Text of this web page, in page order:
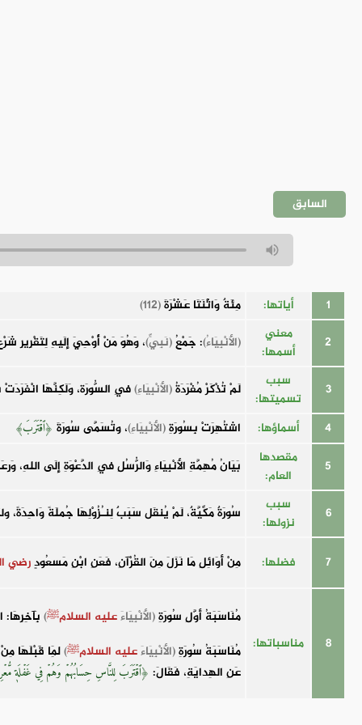
السابق
1 أياتها: مِئَةٌ وَاثْنَتَا عَشْرَةَ(112)
2
معني
أسمها:
(الأَنْبِيَاءُ): جَمْعُ(نَبِيٍّ)، وَهُوَ مَنْ أُوْحِيَ إِلَيهِ لِتَقْرِيرِ
3
سبب
تسميتها:
لَمْ تُذْكَرْ مُفْرَدَةُ(الأَنْبِيَاءِ)فِي السُّورَة، وَلَكِنَّهَا
4 أسماؤها: اشتُهِرَتْ بِسُورَةِ(الأَنْبِيَاءِ)، وتُسَمَّى سُورَةَ ﴿ٱقۡتَرَبَ﴾
5
مقصدها
العام:
بَيَانُ مُهِمَّةِ الأَنْبِيَاءِ وَالرُّسُلِ فِي الدَّعْوَةِ إِلَى اللهِ،
6
سبب
نزولها:
سُورَةٌ مَكِّيَّةٌ، لَمْ يُنقَل سَبَبٌ لِنـُزُوْلِهَا جُملَةً
7 فضلها: مِنْ أَوَائِلِ مَا نَزَلَ مِنَ القُرْآنِ، فَعَنِ ابْنِ مَسعُودٍرضي
8 مناسباتها:
مُنَاسَبَةُ أَوَّلِ سُورَةِ(الأَنْبِيَاءَعليه السلامﷺ)
مُنَاسَبَةُ سُورَةِ(الأَنْبِيَاءَعليه السلامﷺ)لِمَا قََبْلَهَا
عَنِ الهِدايَةِ، فَقَالَ: ﴿ٱقۡتَرَبَ لِلنَّاسِ حِسَابُهُمۡ وَهُمۡ فِي غَفۡلَةٖ